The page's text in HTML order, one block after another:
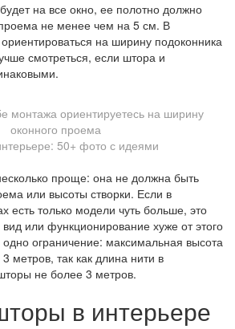
на все окно, ее полотно должно
не менее чем на 5 см. В
на ширину подоконника
смотреться, если штора и
монтажа ориентируетесь на ширину
оконного проема
проще: она не должна быть
или высоты створки. Если в
есть только модели чуть больше, это
или функционирование хуже от этого
одно ограничение: максимальная высота
метров, так как длина нити в
не более 3 метров.
в интерьере